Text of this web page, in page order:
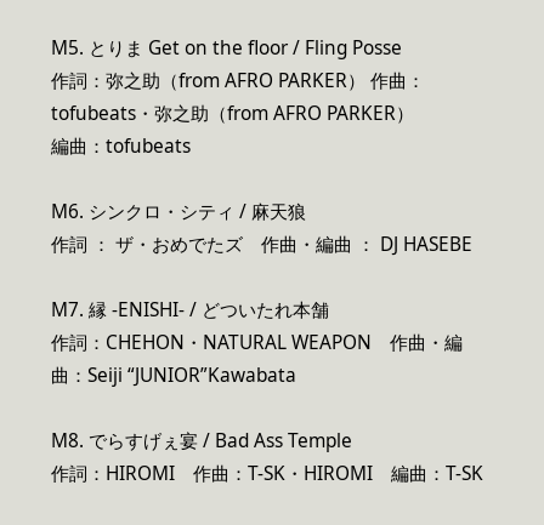
M5. とりま Get on the floor / Fling Posse
作詞：弥之助（from AFRO PARKER） 作曲：
tofubeats・弥之助（from AFRO PARKER）
編曲：tofubeats
M6. シンクロ・シティ / 麻天狼
作詞 ： ザ・おめでたズ 作曲・編曲 ： DJ HASEBE
M7. 縁 -ENISHI- / どついたれ本舗
作詞：CHEHON・NATURAL WEAPON 作曲・編
曲：Seiji “JUNIOR”Kawabata
M8. でらすげぇ宴 / Bad Ass Temple
作詞：HIROMI 作曲：T-SK・HIROMI 編曲：T-SK